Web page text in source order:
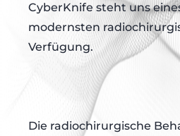
CyberKnife steht uns
modernsten
Verfügung.
Die radiochirurgische